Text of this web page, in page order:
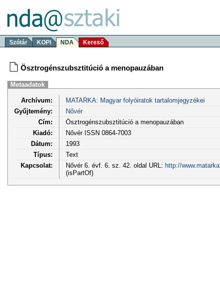
Szótár KOPI NDA Kereső
Ösztrogénszubsztitúció a menopauzában
Metaadatok
Archívum:
MATARKA: Magyar folyóiratok tartalomjegyzékei
Gyűjtemény:
Nővér
Cím:
Ösztrogénszubsztitúció a menopauzában
Kiadó:
Nővér ISSN 0864-7003
Dátum:
1993
Típus:
Text
Kapcsolat:
Nővér 6. évf. 6. sz. 42. oldal URL: http://
(isPartOf)